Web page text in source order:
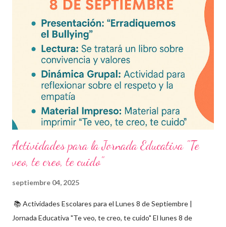
frecuentes Beneficios de utilizar estos exámenes trimestrales
Evaluaciones alineadas al programa oficial. Formato optimizado
para impresión o uso en plataformas educativas. Reactivos que
fortalecen la comprensión y el pensamiento crítico. Ideal para
formación docente y evaluación diagnóstica. Material
descargable PDF editable. Estos exámenes también pueden
integrarse en herramientas digitales pa...
Actividades para la Jornada Educativa "Te
veo, te creo, te cuido"
septiembre 04, 2025
📚 Actividades Escolares para el Lunes 8 de Septiembre |
Jornada Educativa "Te veo, te creo, te cuido" El lunes 8 de